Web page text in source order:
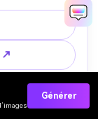
X-T5,
réalistes,
--ar 4:5
↗
Générer